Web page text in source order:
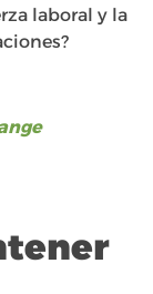
laboral y la